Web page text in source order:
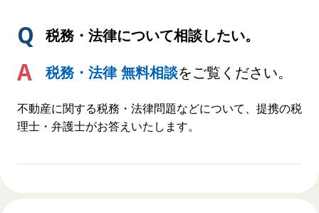
税務・法律について相談したい。
税務・法律 無料相談をご覧ください。
不動産に関する税務・法律問題などについて、提携の税
理士・弁護士がお答えいたします。